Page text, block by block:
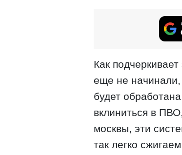
Как
еще не начинали,
будет
вклиниться в
москвы, эти
так легко